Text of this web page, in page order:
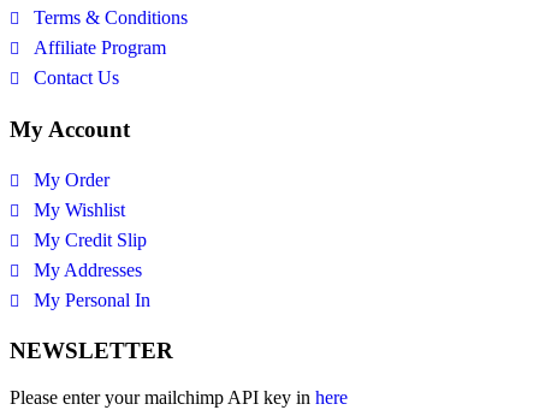
Terms & Conditions
Affiliate Program
Contact Us
My Account
My Order
My Wishlist
My Credit Slip
My Addresses
My Personal In
NEWSLETTER
Please enter your mailchimp API key in here